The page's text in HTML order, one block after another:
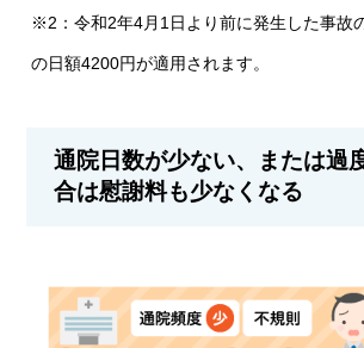
※2：令和2年4月1日より前に発生した事故
の日額4200円が適用されます。
通院日数が少ない、または過
合は慰謝料も少なくなる